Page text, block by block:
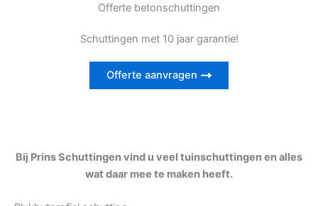
Offerte betonschuttingen
Schuttingen met 10 jaar garantie!
Offerte aanvragen
Bij Prins Schuttingen vind u veel tuinschuttingen en alles
wat daar mee te maken heeft.